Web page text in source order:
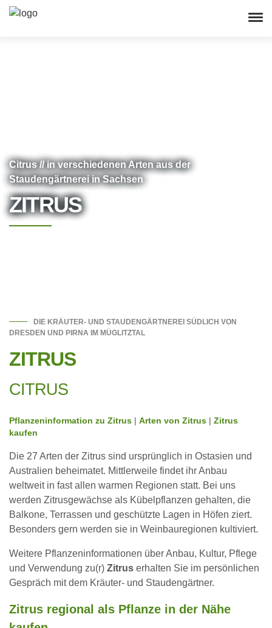
Citrus // in verschiedenen Arten aus der
Staudengärtnerei in Sachsen
ZITRUS
DIE KRÄUTER- UND STAUDENGÄRTNEREI SÜDLICH VON
DRESDEN UND PIRNA IM MÜGLITZTAL
ZITRUS
CITRUS
Pflanzeninformation zu Zitrus Arten von Zitrus
Zitrus
kaufen
Die 27 Arten der Zitrus sind ursprünglich in Ostasien und
Australien beheimatet. Mittlerweile findet ihr Anbau
weltweit in fast allen warmen Regionen statt. Bei uns
werden Zitrusgewächse als Kübelpflanzen gehalten, die
Balkone, Terrassen und geschützte Lagen in Höfen ziert.
Besonders gern werden sie in Weinbauregionen kultiviert.
Weitere Pflanzeninformationen über Anbau, Kultur, Pflege
und Verwendung zu(r) Zitrus erhalten Sie im persönlichen
Gespräch mit dem Kräuter- und Staudengärtner.
Zitrus regional als Pflanze in der Nähe